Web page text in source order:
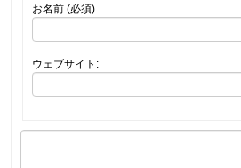
お名前 (必須)
ウェブサイト: